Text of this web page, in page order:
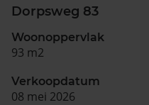
Dorpsweg 83
Woonoppervlak
93 m2
Verkoopdatum
08 mei 2026